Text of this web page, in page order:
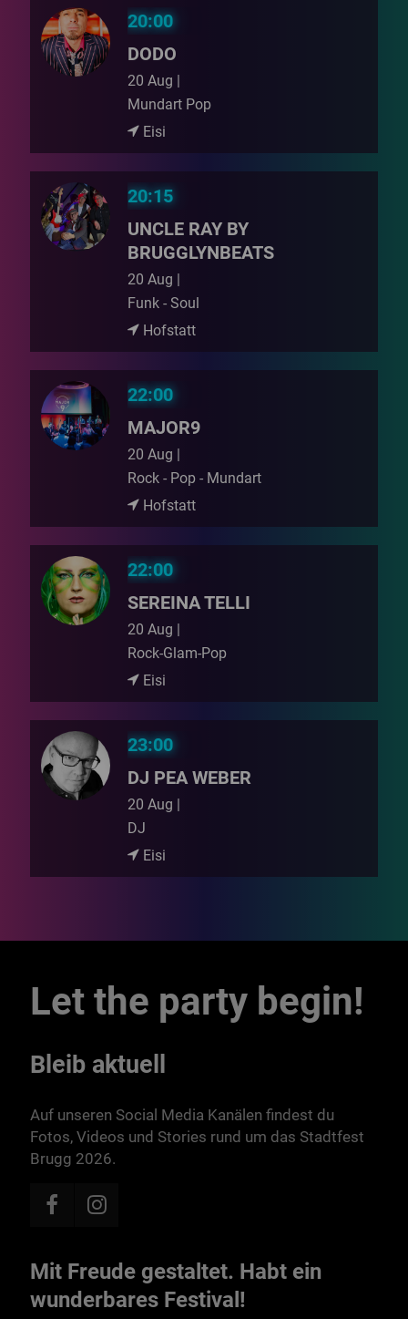
20:00
DODO
20 Aug |
Mundart Pop
Eisi
20:15
UNCLE RAY BY
BRUGGLYNBEATS
20 Aug |
Funk - Soul
Hofstatt
22:00
MAJOR9
20 Aug |
Rock - Pop - Mundart
Hofstatt
22:00
SEREINA TELLI
20 Aug |
Rock-Glam-Pop
Eisi
23:00
DJ PEA WEBER
20 Aug |
DJ
Eisi
Let the party begin!
Bleib aktuell
Auf unseren Social Media Kanälen findest du
Fotos, Videos und Stories rund um das Stadtfest
Brugg 2026.
Mit Freude gestaltet. Habt ein
wunderbares Festival!